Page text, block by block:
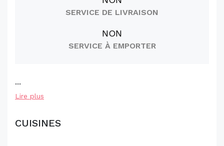
SERVICE DE LIVRAISON
NON
SERVICE À EMPORTER
...
Lire plus
CUISINES